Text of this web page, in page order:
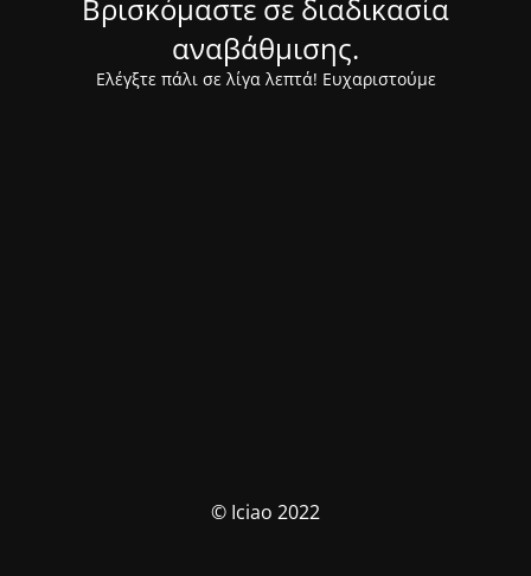
Βρισκόμαστε σε διαδικασία
αναβάθμισης.
Ελέγξτε πάλι σε λίγα λεπτά! Ευχαριστούμε
© Iciao 2022